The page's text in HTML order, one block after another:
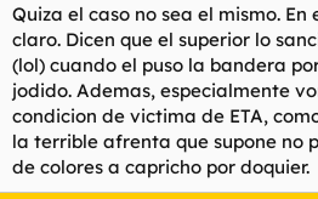
Quiza el caso no sea el mismo.
claro. Dicen que el superior lo
(lol) cuando el puso la bandera
jodido. Ademas, especialmente
condicion de victima de ETA,
la terrible afrenta que supone no
de colores a capricho por doquier.